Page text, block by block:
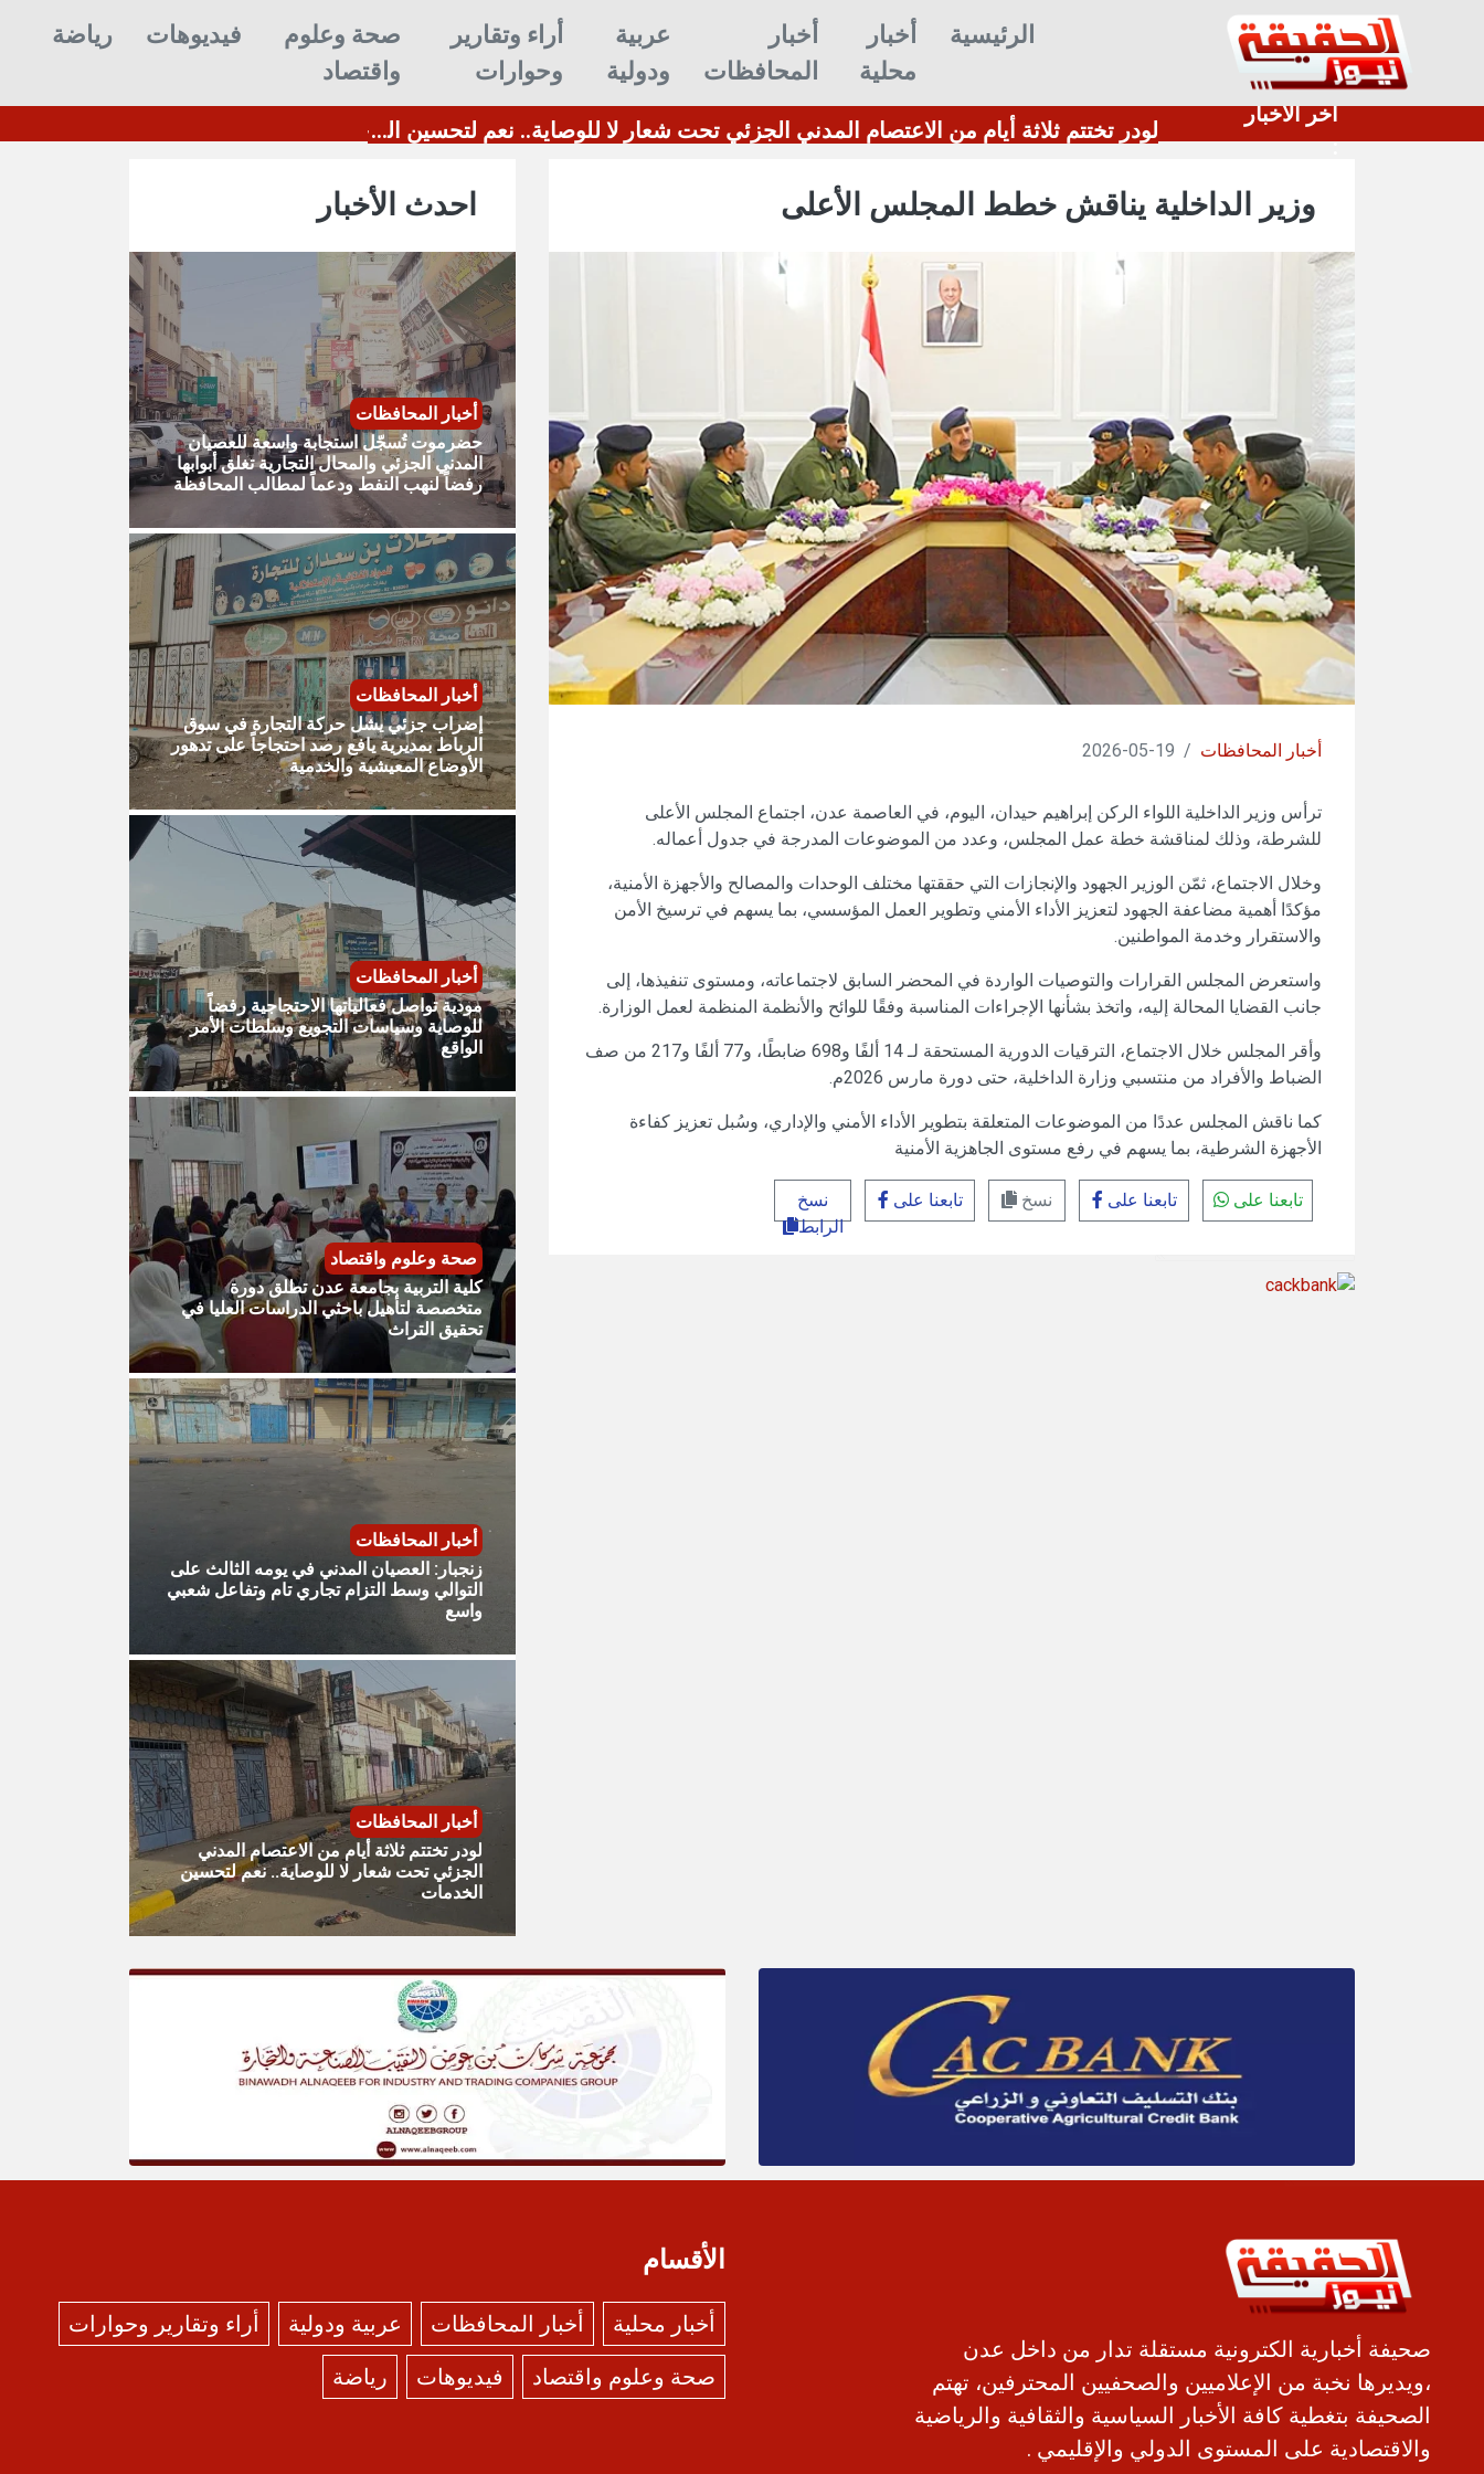
الرئيسية
أخبار
محلية
أخبار
المحافظات
عربية
ودولية
أراء وتقارير
وحوارات
صحة وعلوم
واقتصاد
فيديوهات رياضة
أخر الأخبار
:
زنجبار: العصيان المدني في يومه الثالث على التوالي وسط التزام تجاري تام وتفاعل شعبي واسع
وزير الداخلية يناقش خطط المجلس الأعلى
أخبار المحافظات /
19-05-2026
ترأس وزير الداخلية اللواء الركن إبراهيم حيدان، اليوم، في العاصمة عدن، اجتماع المجلس الأعلى
للشرطة، وذلك لمناقشة خطة عمل المجلس، وعدد من الموضوعات المدرجة في جدول أعماله.
وخلال الاجتماع، ثمّن الوزير الجهود والإنجازات التي حققتها مختلف الوحدات والمصالح والأجهزة الأمنية،
مؤكدًا أهمية مضاعفة الجهود لتعزيز الأداء الأمني وتطوير العمل المؤسسي، بما يسهم في ترسيخ الأمن
والاستقرار وخدمة المواطنين.
واستعرض المجلس القرارات والتوصيات الواردة في المحضر السابق لاجتماعاته، ومستوى تنفيذها، إلى
جانب القضايا المحالة إليه، واتخذ بشأنها الإجراءات المناسبة وفقًا للوائح والأنظمة المنظمة لعمل الوزارة.
وأقر المجلس خلال الاجتماع، الترقيات الدورية المستحقة لـ 14 ألفًا و698 ضابطًا، و77 ألفًا و217 من صف
الضباط والأفراد من منتسبي وزارة الداخلية، حتى دورة مارس 2026م.
كما ناقش المجلس عددًا من الموضوعات المتعلقة بتطوير الأداء الأمني والإداري، وسُبل تعزيز كفاءة
الأجهزة الشرطية، بما يسهم في رفع مستوى الجاهزية الأمنية
تابعنا على تابعنا على نسخ تابعنا على
نسخ
الرابط
احدث الأخبار
أخبار المحافظات
حضرموت تُسجّل استجابة واسعة للعصيان
المدني الجزئي والمحال التجارية تغلق أبوابها
رفضاً لنهب النفط ودعماً لمطالب المحافظة
أخبار المحافظات
إضراب جزئي يشل حركة التجارة في سوق
الرباط بمديرية يافع رصد احتجاجاً على تدهور
الأوضاع المعيشية والخدمية
أخبار المحافظات
مودية تواصل فعالياتها الاحتجاجية رفضاً
للوصاية وسياسات التجويع وسلطات الأمر
الواقع
صحة وعلوم واقتصاد
كلية التربية بجامعة عدن تطلق دورة
متخصصة لتأهيل باحثي الدراسات العليا في
تحقيق التراث
أخبار المحافظات
زنجبار: العصيان المدني في يومه الثالث على
التوالي وسط التزام تجاري تام وتفاعل شعبي
واسع
أخبار المحافظات
لودر تختتم ثلاثة أيام من الاعتصام المدني
الجزئي تحت شعار لا للوصاية.. نعم لتحسين
الخدمات
صحيفة أخبارية الكترونية مستقلة تدار من داخل عدن
،ويديرها نخبة من الإعلاميين والصحفيين المحترفين، تهتم
الصحيفة بتغطية كافة الأخبار السياسية والثقافية والرياضية
والاقتصادية على المستوى الدولي والإقليمي .
الأقسام
أخبار محلية أخبار المحافظات عربية ودولية
أراء وتقارير وحوارات
صحة وعلوم واقتصاد
فيديوهات رياضة